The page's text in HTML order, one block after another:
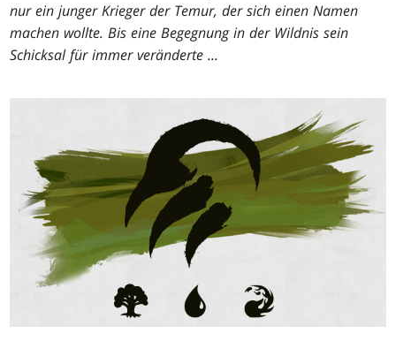
nur ein junger Krieger der Temur, der sich einen Namen
machen wollte. Bis eine Begegnung in der Wildnis sein
Schicksal für immer veränderte ...